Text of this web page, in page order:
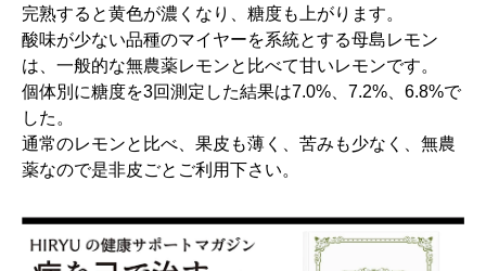
完熟すると黄色が濃くなり、糖度も上がります。
酸味が少ない品種のマイヤーを系統とする母島レモン
は、一般的な無農薬レモンと比べて甘いレモンです。
個体別に糖度を3回測定した結果は7.0%、7.2%、6.8%で
した。
通常のレモンと比べ、果皮も薄く、苦みも少なく、無農
薬なので是非皮ごとご利用下さい。